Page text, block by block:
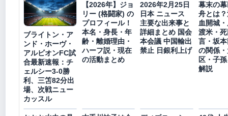
ブライトン・ア
ンド・ホーヴ・
アルビオンFC試
合最新速報：チ
ェルシー3-0勝
利、三笘82分出
場、次戦ニュー
カッスル
【2026年】ジョ
リー (格闘家) の
プロフィール！
本名・身長・年
齢・離婚理由・
ハーフ説・現在
の活動まとめ
2026年2月25日
日本 ニュース
主要な出来事と
詳細まとめ 国会
本会議 中国輸出
禁止 日銀利上げ
幕末の
舟とは
血開城
渡米・
言・坂
の関係
区・子
解説